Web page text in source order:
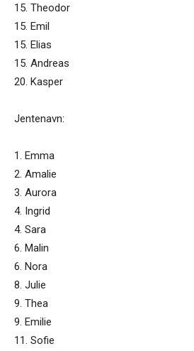
15. Theodor
15. Emil
15. Elias
15. Andreas
20. Kasper
Jentenavn:
1. Emma
2. Amalie
3. Aurora
4. Ingrid
4. Sara
6. Malin
6. Nora
8. Julie
9. Thea
9. Emilie
11. Sofie